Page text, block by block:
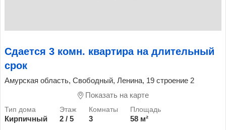
Сдается 3 комн. квартира на длительный
срок
Амурская область, Свободный, Ленина, 19 строение 2
Показать на карте
Кирпичный 2 / 5 3
58 м²